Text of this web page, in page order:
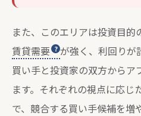
また、このエリアは投資目的
賃貸需要
が強く、利回りが
買い手と投資家の双方からア
ます。それぞれの視点に応じ
で、競合する買い手候補を増